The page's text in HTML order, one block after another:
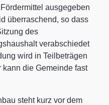
ausgegeben
überraschend, so dass
des
verabschiedet
wird in Teilbeträgen
die Gemeinde fast
steht kurz vor dem